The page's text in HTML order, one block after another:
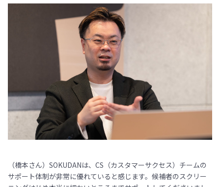
（橋本さん）SOKUDANは、CS（カスタマーサクセス）チームの
サポート体制が非常に優れていると感じます。候補者のスクリー